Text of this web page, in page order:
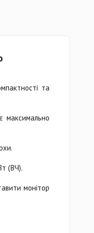
та
максимально
(ВЧ).
монітор